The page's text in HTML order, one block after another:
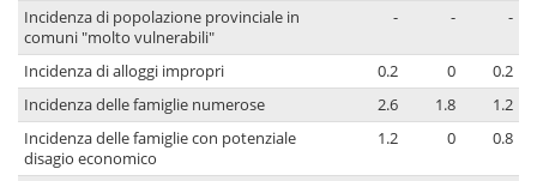
Incidenza di popolazione provinciale in
comuni "molto vulnerabili"
- - -
Incidenza di alloggi impropri 0.2 0
0.2
Incidenza delle famiglie numerose
2.6 1.8
1.2
Incidenza delle famiglie con potenziale
disagio economico
1.2 0 0.8